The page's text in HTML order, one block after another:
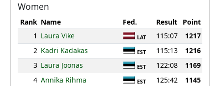
Women
Rank Name Fed. Result
Point
1 Laura Vike LAT 115:07
1217
2 Kadri Kadakas EST 115:13
1216
3 Laura Joonas EST 122:08
1169
4 Annika Rihma EST 125:42
1145